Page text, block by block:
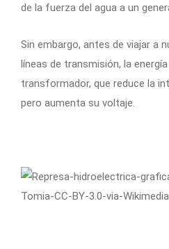
de la fuerza del agua a un
Sin embargo, antes de viajar a
líneas de transmisión, la
transformador, que reduce la
pero aumenta su voltaje.